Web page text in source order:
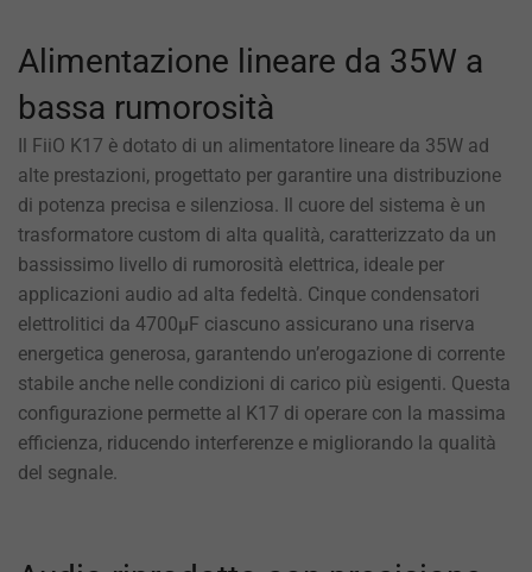
Alimentazione lineare da 35W a
bassa rumorosità
Il FiiO K17 è dotato di un alimentatore lineare da 35W ad
alte prestazioni, progettato per garantire una distribuzione
di potenza precisa e silenziosa. Il cuore del sistema è un
trasformatore custom di alta qualità, caratterizzato da un
bassissimo livello di rumorosità elettrica, ideale per
applicazioni audio ad alta fedeltà. Cinque condensatori
elettrolitici da 4700µF ciascuno assicurano una riserva
energetica generosa, garantendo un’erogazione di corrente
stabile anche nelle condizioni di carico più esigenti. Questa
configurazione permette al K17 di operare con la massima
efficienza, riducendo interferenze e migliorando la qualità
del segnale.